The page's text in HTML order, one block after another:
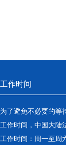
工作时间
为了避免不必要的等
工作时间，中国大陆
工作时间：周一至周